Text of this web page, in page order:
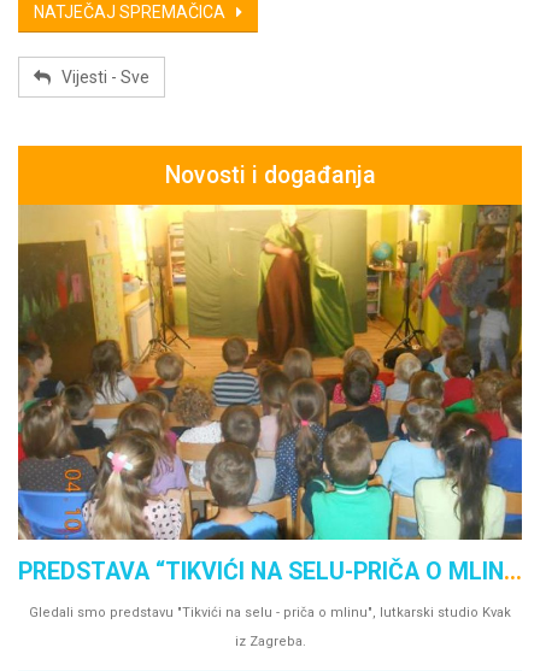
NATJEČAJ SPREMAČICA
Vijesti - Sve
Novosti i događanja
PREDSTAVA “TIKVIĆI NA SELU-PRIČA O MLINU”
Gledali smo predstavu "Tikvići na selu - priča o mlinu", lutkarski studio Kvak
iz Zagreba.